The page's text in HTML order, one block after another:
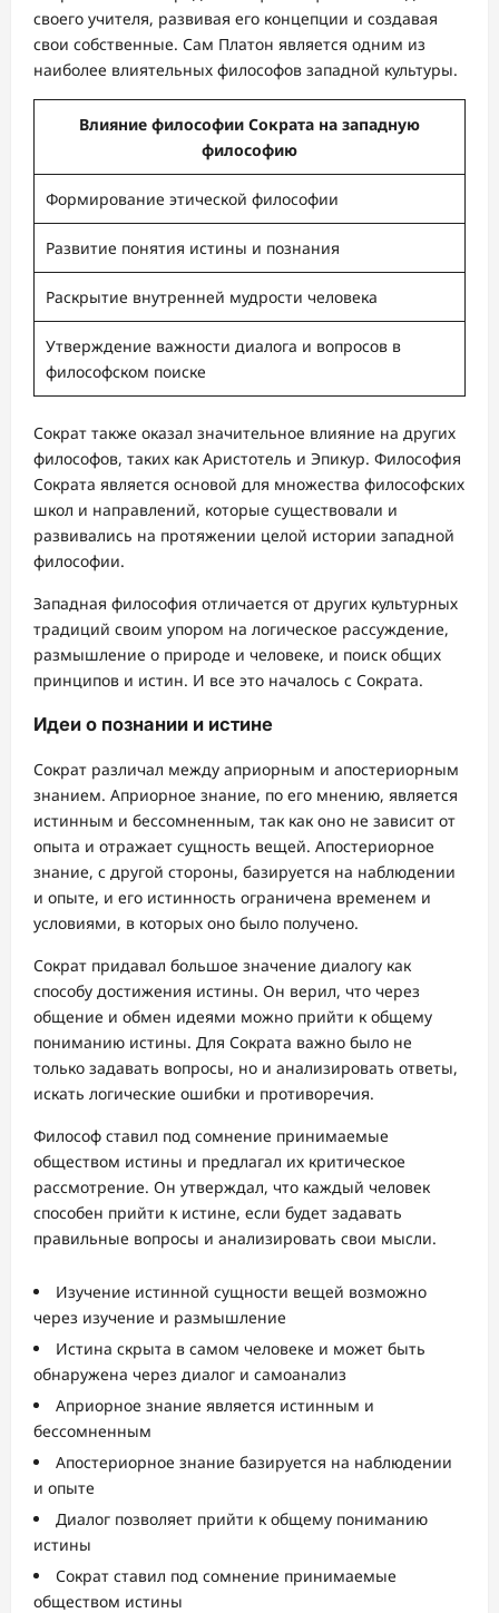
своего учителя, развивая его концепции и создавая
свои собственные. Сам Платон является одним из
наиболее влиятельных философов западной культуры.
Влияние философии Сократа на западную
философию
Формирование этической философии
Развитие понятия истины и познания
Раскрытие внутренней мудрости человека
Утверждение важности диалога и вопросов в
философском поиске
Сократ также оказал значительное влияние на других
философов, таких как Аристотель и Эпикур. Философия
Сократа является основой для множества философских
школ и направлений, которые существовали и
развивались на протяжении целой истории западной
философии.
Западная философия отличается от других культурных
традиций своим упором на логическое рассуждение,
размышление о природе и человеке, и поиск общих
принципов и истин. И все это началось с Сократа.
Идеи о познании и истине
Сократ различал между априорным и апостериорным
знанием. Априорное знание, по его мнению, является
истинным и бессомненным, так как оно не зависит от
опыта и отражает сущность вещей. Апостериорное
знание, с другой стороны, базируется на наблюдении
и опыте, и его истинность ограничена временем и
условиями, в которых оно было получено.
Сократ придавал большое значение диалогу как
способу достижения истины. Он верил, что через
общение и обмен идеями можно прийти к общему
пониманию истины. Для Сократа важно было не
только задавать вопросы, но и анализировать ответы,
искать логические ошибки и противоречия.
Философ ставил под сомнение принимаемые
обществом истины и предлагал их критическое
рассмотрение. Он утверждал, что каждый человек
способен прийти к истине, если будет задавать
правильные вопросы и анализировать свои мысли.
Изучение истинной сущности вещей возможно
через изучение и размышление
Истина скрыта в самом человеке и может быть
обнаружена через диалог и самоанализ
Априорное знание является истинным и
бессомненным
Апостериорное знание базируется на наблюдении
и опыте
Диалог позволяет прийти к общему пониманию
истины
Сократ ставил под сомнение принимаемые
обществом истины